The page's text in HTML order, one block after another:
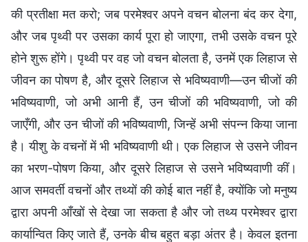
की प्रतीक्षा मत करो; जब परमेश्वर अपने वचन बोलना बंद कर देगा,
और जब पृथ्वी पर उसका कार्य पूरा हो जाएगा, तभी उसके वचन पूरे
होने शुरू होंगे। पृथ्वी पर वह जो वचन बोलता है, उनमें एक लिहाज से
जीवन का पोषण है, और दूसरे लिहाज से भविष्यवाणी—उन चीजों की
भविष्यवाणी, जो अभी आनी हैं, उन चीजों की भविष्यवाणी, जो की
जाएँगी, और उन चीजों की भविष्यवाणी, जिन्हें अभी संपन्न किया जाना
है। यीशु के वचनों में भी भविष्यवाणी थी। एक लिहाज से उसने जीवन
का भरण-पोषण किया, और दूसरे लिहाज से उसने भविष्यवाणी कीं।
आज समवर्ती वचनों और तथ्यों की कोई बात नहीं है, क्योंकि जो मनुष्य
द्वारा अपनी आँखों से देखा जा सकता है और जो तथ्य परमेश्वर द्वारा
कार्यान्वित किए जाते हैं, उनके बीच बहुत बड़ा अंतर है। केवल इतना